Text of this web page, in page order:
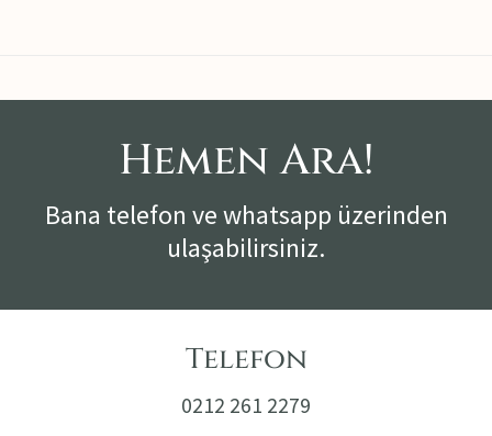
Hemen Ara!
Bana telefon ve whatsapp üzerinden
ulaşabilirsiniz.
Telefon
0212 261 2279